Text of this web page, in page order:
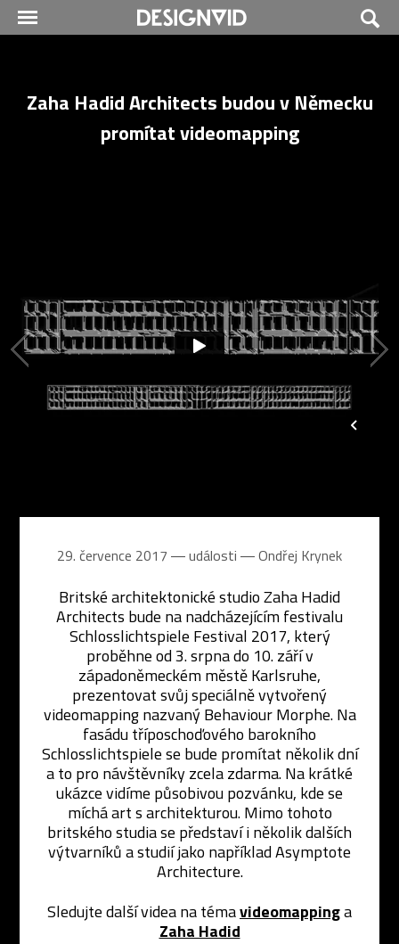
Zaha Hadid Architects budou v Německu
promítat videomapping
29. července 2017 ― události ―Ondřej Krynek
Britské architektonické studio Zaha Hadid
Architects bude na nadcházejícím festivalu
Schlosslichtspiele Festival 2017, který
proběhne od 3. srpna do 10. září v
západoněmeckém městě Karlsruhe,
prezentovat svůj speciálně vytvořený
videomapping nazvaný Behaviour Morphe. Na
fasádu tříposchoďového barokního
Schlosslichtspiele se bude promítat několik dní
a to pro návštěvníky zcela zdarma. Na krátké
ukázce vidíme působivou pozvánku, kde se
míchá art s architekturou. Mimo tohoto
britského studia se představí i několik dalších
výtvarníků a studií jako například Asymptote
Architecture.
Sledujte další videa na témavideomappinga
Zaha Hadid